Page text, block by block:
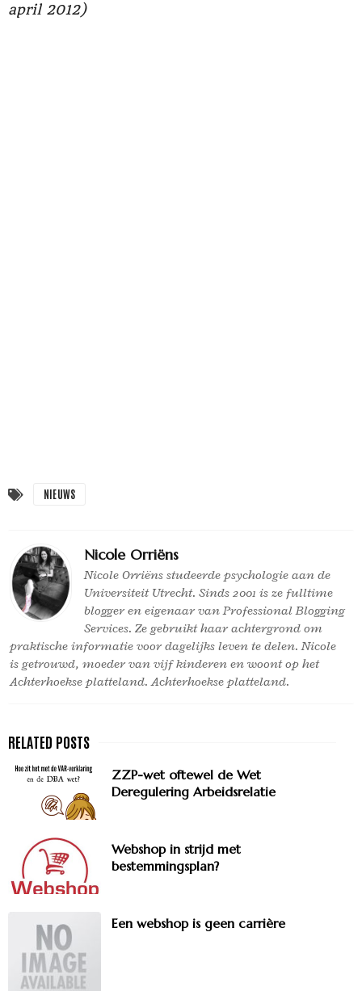
april 2012)
NIEUWS
Nicole Orriëns
Nicole Orriëns studeerde psychologie aan de
Universiteit Utrecht. Sinds 2001 is ze fulltime
blogger en eigenaar van Professional Blogging
Services. Ze gebruikt haar achtergrond om
praktische informatie voor dagelijks leven te delen. Nicole
is getrouwd, moeder van vijf kinderen en woont op het
Achterhoekse platteland. Achterhoekse platteland.
ZZP-wet oftewel de Wet
Deregulering Arbeidsrelatie
Webshop in strijd met
bestemmingsplan?
Een webshop is geen carrière